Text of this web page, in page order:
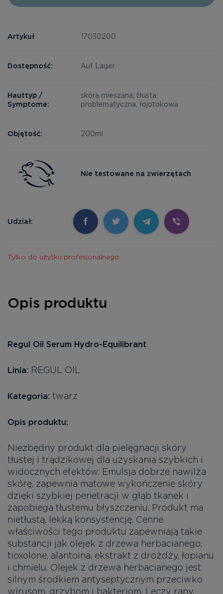
Artykuł 17030200
Dostępność: Auf Lager
Hauttyp /
Symptome:
skóra mieszana, tłusta,
problematyczna, łojotokowa
Objętość: 200ml
Nie testowane na zwierzętach
Udział:
Tylko do użytku profesjonalnego
Opis produktu
Regul Oil Serum Hydro-Equilibrant
Linia: REGUL OIL
Kategoria: twarz
Opis produktu:
Niezbędny produkt dla pielęgnacji skóry
tłustej i trądzikowej dla uzyskania szybkich i
widocznych efektów. Emulsja dobrze nawilża
skórę, zapewnia matowe wykończenie skóry
dzięki szybkiej penetracji w głąb tkanek i
zapobiega tłustemu błyszczeniu. Produkt ma
nietłustą, lekką konsystencję. Cenne
właściwości tego produktu zapewniają takie
substancji jak olejek z drzewa herbacianego,
tioxolone, alantoina, ekstrakt z drożdży, łopianu
i chmielu. Olejek z drzewa herbacianego jest
silnym środkiem antyseptycznym przeciwko
wirusom, grzybom i bakteriom. Leczy rany,